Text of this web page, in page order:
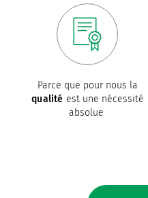
Parce que pour nous la
qualité est une nécessité
absolue